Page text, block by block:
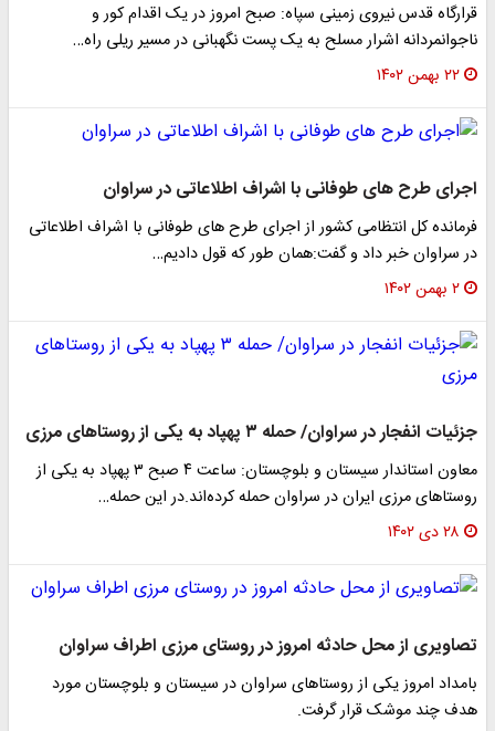
قرارگاه قدس نیروی زمینی سپاه: صبح امروز در یک اقدام کور و
ناجوانمردانه اشرار مسلح به یک پست نگهبانی در مسیر ریلی راه…
۲۲ بهمن ۱۴۰۲
اجرای طرح های طوفانی با اشراف اطلاعاتی در سراوان
فرمانده کل انتظامی کشور از اجرای طرح های طوفانی با اشراف اطلاعاتی
در سراوان خبر داد و گفت:همان طور که قول دادیم…
۲ بهمن ۱۴۰۲
جزئیات انفجار در سراوان/ حمله ۳ پهپاد به یکی از روستاهای مرزی
معاون استاندار سیستان و بلوچستان: ساعت ۴ صبح ۳ پهپاد به یکی از
روستاهای مرزی ایران در سراوان حمله کرده‌اند.در این حمله…
۲۸ دی ۱۴۰۲
تصاویری از محل حادثه امروز در روستای مرزی اطراف سراوان
بامداد امروز یکی از روستاهای سراوان در سیستان و بلوچستان مورد
هدف چند موشک قرار گرفت.